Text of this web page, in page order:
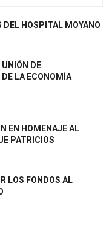
DEL HOSPITAL MOYANO
DE
LA ECONOMÍA
EN HOMENAJE AL
PATRICIOS
LOS FONDOS AL